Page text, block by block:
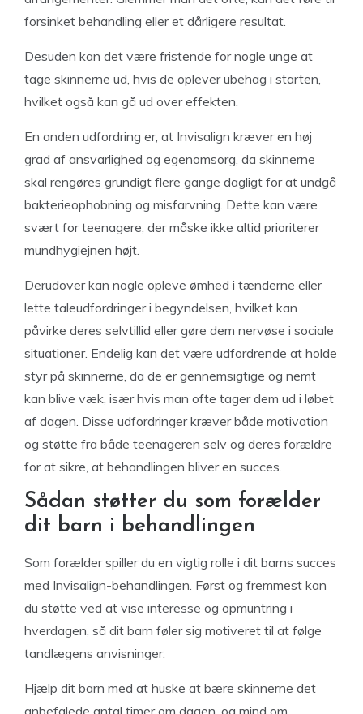
forsinket behandling eller et dårligere resultat.
Desuden kan det være fristende for nogle unge at
tage skinnerne ud, hvis de oplever ubehag i starten,
hvilket også kan gå ud over effekten.
En anden udfordring er, at Invisalign kræver en høj
grad af ansvarlighed og egenomsorg, da skinnerne
skal rengøres grundigt flere gange dagligt for at undgå
bakterieophobning og misfarvning. Dette kan være
svært for teenagere, der måske ikke altid prioriterer
mundhygiejnen højt.
Derudover kan nogle opleve ømhed i tænderne eller
lette taleudfordringer i begyndelsen, hvilket kan
påvirke deres selvtillid eller gøre dem nervøse i sociale
situationer. Endelig kan det være udfordrende at holde
styr på skinnerne, da de er gennemsigtige og nemt
kan blive væk, især hvis man ofte tager dem ud i løbet
af dagen. Disse udfordringer kræver både motivation
og støtte fra både teenageren selv og deres forældre
for at sikre, at behandlingen bliver en succes.
Sådan støtter du som forælder
dit barn i behandlingen
Som forælder spiller du en vigtig rolle i dit barns succes
med Invisalign-behandlingen. Først og fremmest kan
du støtte ved at vise interesse og opmuntring i
hverdagen, så dit barn føler sig motiveret til at følge
tandlægens anvisninger.
Hjælp dit barn med at huske at bære skinnerne det
anbefalede antal timer om dagen, og mind om